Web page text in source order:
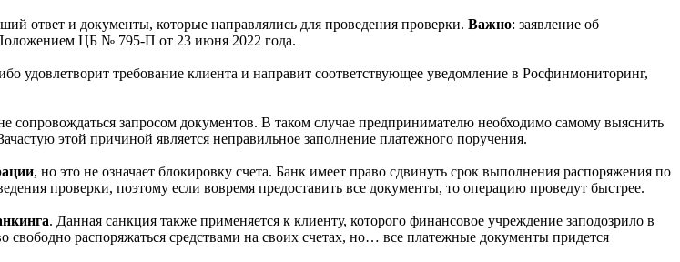
ответ и документы, которые направлялись для проведения проверки. Важно: заявление об
ЦБ № 795-П от 23 июня 2022 года.
удовлетворит требование клиента и направит соответствующее уведомление в Росфинмониторинг,
сопровождаться запросом документов. В таком случае предпринимателю необходимо самому выяснить
этой причиной является неправильное заполнение платежного поручения.
, но это не означает блокировку счета. Банк имеет право сдвинуть срок выполнения распоряжения по
проверки, поэтому если вовремя предоставить все документы, то операцию проведут быстрее.
. Данная санкция также применяется к клиенту, которого финансовое учреждение заподозрило в
свободно распоряжаться средствами на своих счетах, но… все платежные документы придется